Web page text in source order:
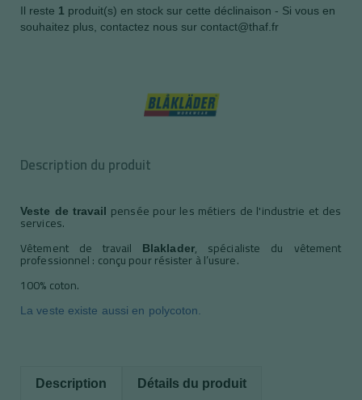
Il reste 1 produit(s) en stock sur cette déclinaison - Si vous en
souhaitez plus, contactez nous sur contact@thaf.fr
Description du produit
Veste de travail pensée pour les métiers de l'industrie et des
services.
Vêtement de travail
Blaklader, spécialiste du vêtement
professionnel : conçu pour résister à l’usure.
100% coton.
La veste existe aussi en polycoton.
Description Détails du produit